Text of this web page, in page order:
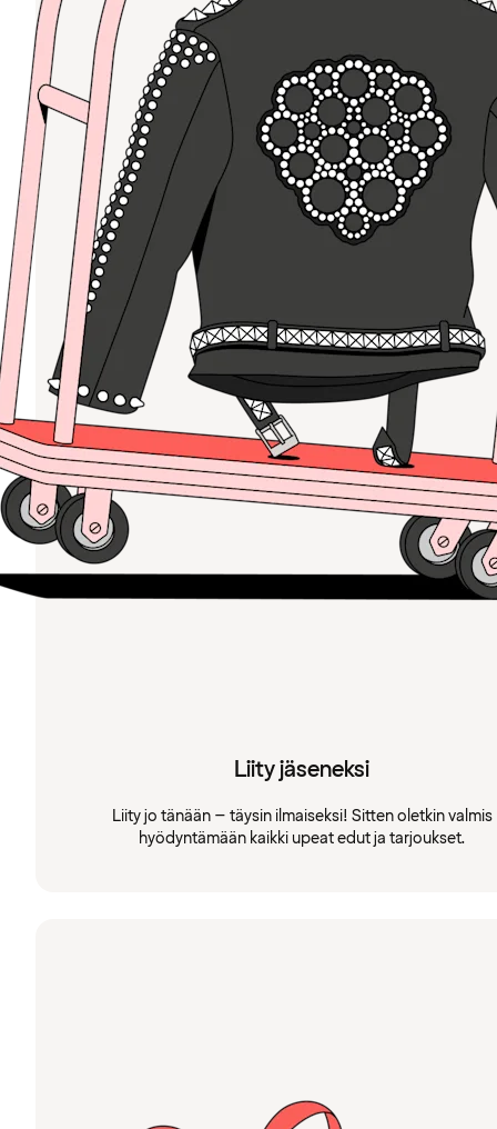
Liity jäseneksi
Liity jo tänään – täysin ilmaiseksi! Sitten oletkin valmis
hyödyntämään kaikki upeat edut ja tarjoukset.